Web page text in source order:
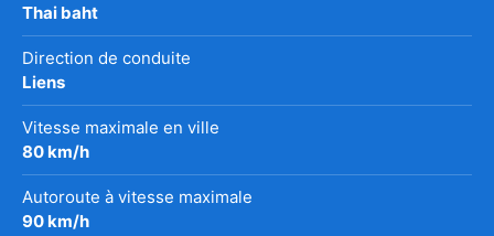
Thai baht
Direction de conduite
Liens
Vitesse maximale en ville
80 km/h
Autoroute à vitesse maximale
90 km/h